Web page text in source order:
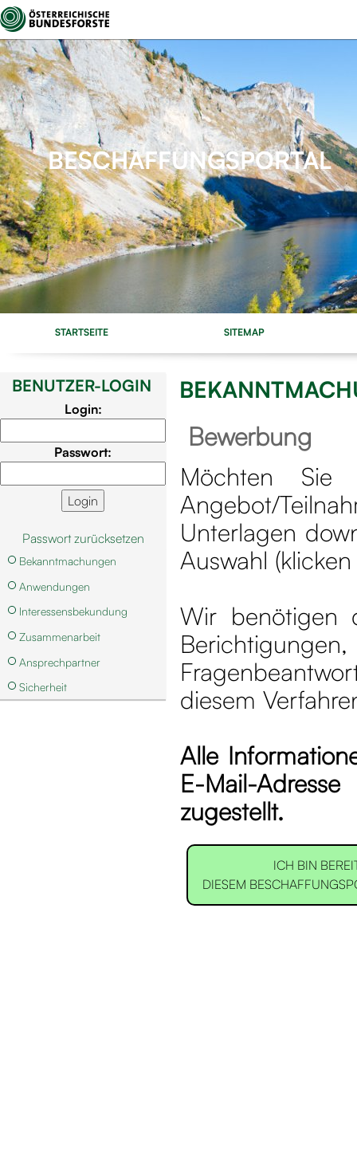
BESCHAFFUNGSPORTAL
STARTSEITE SITEMAP
BENUTZER-LOGIN
Login:
Passwort:
Passwort zurücksetzen
Bekanntmachungen
Anwendungen
Interessensbekundung
Zusammenarbeit
Ansprechpartner
Sicherheit
Bewerbung
Möchten Sie
Angebot/
Unterlagen
Auswahl
Wir benötigen
diesem
Alle
E-Mail-
zugestellt.
ICH BIN
DIESEM